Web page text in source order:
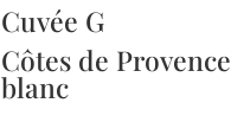
Cuvée G
Côtes de Provence
blanc